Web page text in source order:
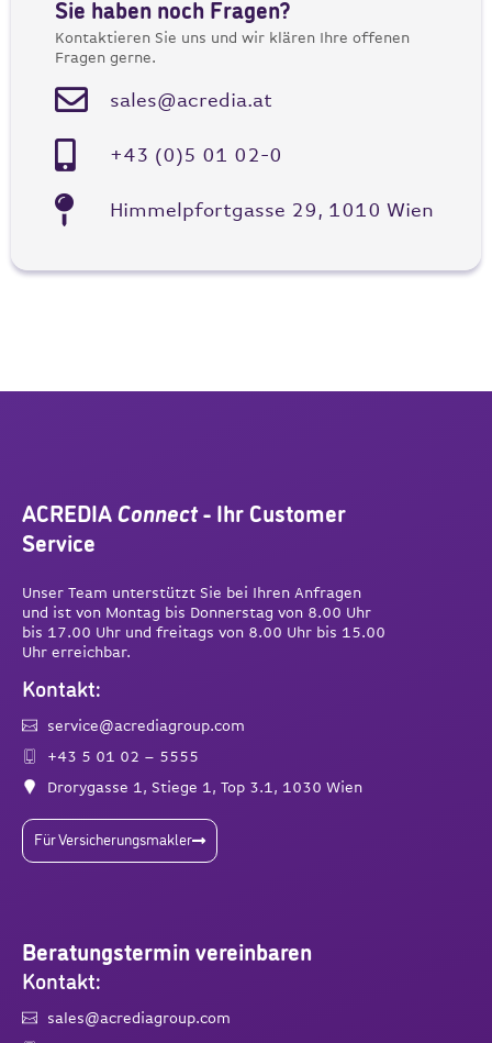
Sie haben noch Fragen?
Kontaktieren Sie uns und wir klären Ihre offenen
Fragen gerne.
sales@acredia.at
+43 (0)5 01 02-0
Himmelpfortgasse 29, 1010 Wien
ACREDIA Connect- Ihr Customer
Service
Unser Team unterstützt Sie bei Ihren Anfragen
und ist von Montag bis Donnerstag von 8.00 Uhr
bis 17.00 Uhr und freitags von 8.00 Uhr bis 15.00
Uhr erreichbar.
Kontakt:
service@acrediagroup.com
+43 5 01 02 – 5555
Drorygasse 1, Stiege 1, Top 3.1, 1030 Wien
Für Versicherungsmakler
Beratungstermin vereinbaren
Kontakt:
sales@acrediagroup.com